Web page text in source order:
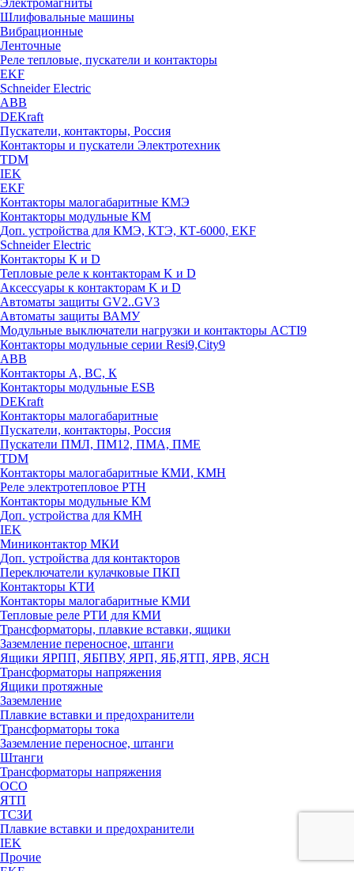
Электромагниты
Шлифовальные машины
Вибрационные
Ленточные
Реле тепловые, пускатели и контакторы
EKF
Schneider Electric
ABB
DEKraft
Пускатели, контакторы, Россия
Контакторы и пускатели Электротехник
TDM
IEK
EKF
Контакторы малогабаритные КМЭ
Контакторы модульные КМ
Доп. устройства для КМЭ, КТЭ, КТ-6000, EKF
Schneider Electric
Контакторы К и D
Тепловые реле к контакторам K и D
Аксессуары к контакторам K и D
Автоматы защиты GV2..GV3
Автоматы защиты ВАМУ
Модульные выключатели нагрузки и контакторы ACTI9
Контакторы модульные серии Resi9,City9
ABB
Контакторы А, ВС, К
Контакторы модульные ESB
DEKraft
Контакторы малогабаритные
Пускатели, контакторы, Россия
Пускатели ПМЛ, ПМ12, ПМА, ПМЕ
TDM
Контакторы малогабаритные КМИ, КМН
Реле электротепловое РТН
Контакторы модульные КМ
Доп. устройства для КМН
IEK
Миниконтактор МКИ
Доп. устройства для контакторов
Переключатели кулачковые ПКП
Контакторы КТИ
Контакторы малогабаритные КМИ
Тепловые реле РTИ для КМИ
Трансформаторы, плавкие вставки, ящики
Заземление переносное, штанги
Ящики ЯРПП, ЯБПВУ, ЯРП, ЯБ,ЯТП, ЯРВ, ЯСН
Трансформаторы напряжения
Ящики протяжные
Заземление
Плавкие вставки и предохранители
Трансформаторы тока
Заземление переносное, штанги
Штанги
Трансформаторы напряжения
ОСО
ЯТП
ТСЗИ
Плавкие вставки и предохранители
IEK
Прочие